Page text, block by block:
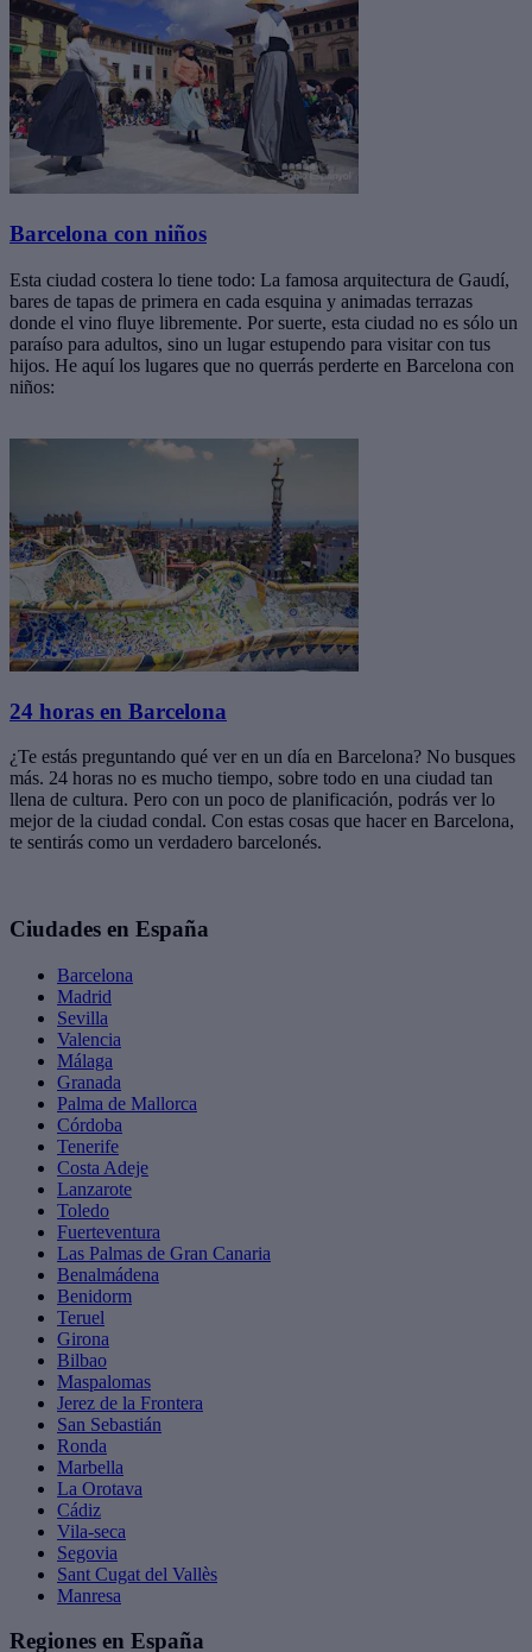
Barcelona con niños
Esta ciudad costera lo tiene todo: La famosa arquitectura de Gaudí,
bares de tapas de primera en cada esquina y animadas terrazas
donde el vino fluye libremente. Por suerte, esta ciudad no es sólo un
paraíso para adultos, sino un lugar estupendo para visitar con tus
hijos. He aquí los lugares que no querrás perderte en Barcelona con
niños:
24 horas en Barcelona
¿Te estás preguntando qué ver en un día en Barcelona? No busques
más. 24 horas no es mucho tiempo, sobre todo en una ciudad tan
llena de cultura. Pero con un poco de planificación, podrás ver lo
mejor de la ciudad condal. Con estas cosas que hacer en Barcelona,
te sentirás como un verdadero barcelonés.
Ciudades en España
Barcelona
Madrid
Sevilla
Valencia
Málaga
Granada
Palma de Mallorca
Córdoba
Tenerife
Costa Adeje
Lanzarote
Toledo
Fuerteventura
Las Palmas de Gran Canaria
Benalmádena
Benidorm
Teruel
Girona
Bilbao
Maspalomas
Jerez de la Frontera
San Sebastián
Ronda
Marbella
La Orotava
Cádiz
Vila-seca
Segovia
Sant Cugat del Vallès
Manresa
Regiones en España